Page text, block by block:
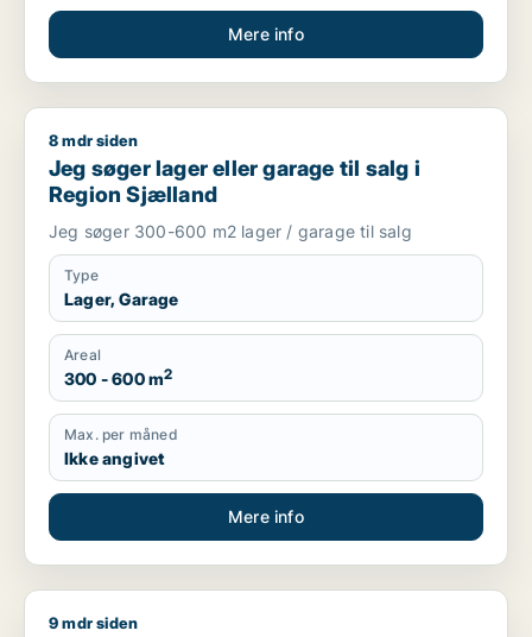
Mere info
Jeg søger lager eller garage til salg i Region Sjælland
8 mdr siden
Jeg søger lager eller garage til salg i
Region Sjælland
Jeg søger 300-600 m2 lager / garage til salg
Type
Lager, Garage
Areal
300 - 600 m2
Max. per måned
Ikke angivet
Mere info
Hans søger kontor, lager, værksted, butik, klinik,
9 mdr siden